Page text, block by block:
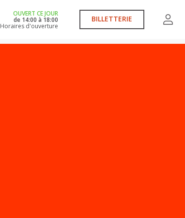
OUVERT CE JOUR
de 14:00 à 18:00
Horaires d'ouverture
BILLETTERIE